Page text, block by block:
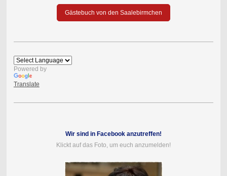
Gästebuch von den Saalebirmchen
Powered by
Translate
Wir sind in Facebook anzutreffen!
Klickt auf das Foto, um euch anzumelden!